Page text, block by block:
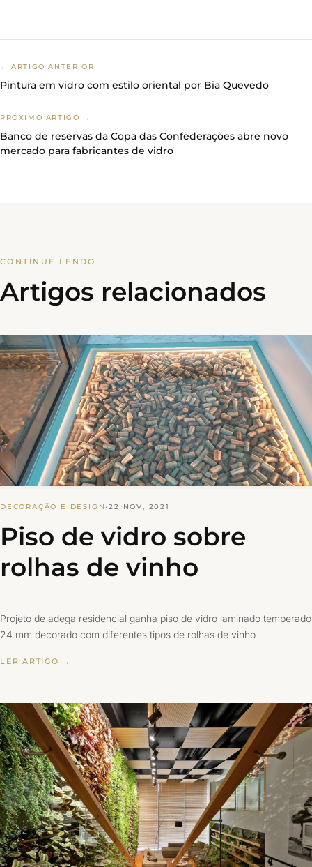
← ARTIGO ANTERIOR
Pintura em vidro com estilo oriental por Bia Quevedo
PRÓXIMO ARTIGO →
Banco de reservas da Copa das Confederações abre novo
mercado para fabricantes de vidro
CONTINUE LENDO
Artigos relacionados
DECORAÇÃO E DESIGN·22 NOV, 2021
Piso de vidro sobre
rolhas de vinho
Projeto de adega residencial ganha piso de vidro laminado temperado
24 mm decorado com diferentes tipos de rolhas de vinho
LER ARTIGO →